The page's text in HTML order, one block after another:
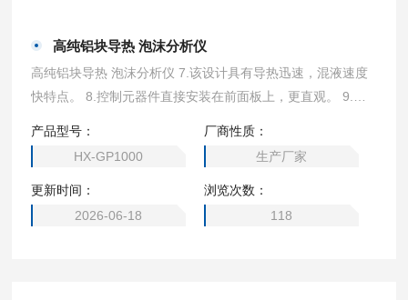
高纯铝块导热 泡沫分析仪
高纯铝块导热 泡沫分析仪 7.该设计具有导热迅速，混液速度
快特点。 8.控制元器件直接安装在前面板上，更直观。 9.不
有容量刻度更容易记录各种数据。
产品型号：
HX-GP1000
厂商性质：
生产厂家
更新时间：
2026-06-18
浏览次数：
118